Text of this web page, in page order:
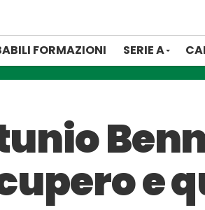
FORMAZIONI SERIE A
e